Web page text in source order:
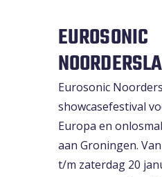
EUROSONIC
Eurosonic
showcasefestival
Europa en
aan Groningen.
t/m zaterdag 20